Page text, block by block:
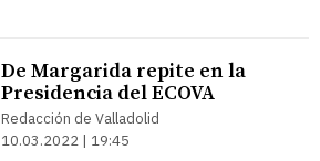
De Margarida repite en la
Presidencia del ECOVA
Redacción de Valladolid
10.03.2022 | 19:45